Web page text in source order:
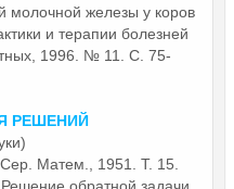
молочной железы у коров
и терапии болезней
1996. № 11. С. 75-
РЕШЕНИЙ
Матем., 1951. Т. 15.
обратной задачи